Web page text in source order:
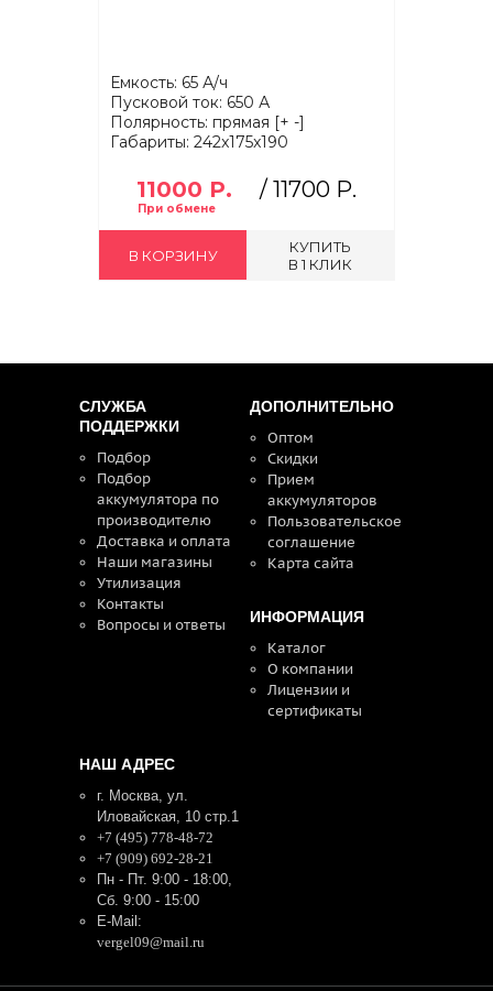
Емкость: 65 А/ч
Пусковой ток: 650 А
Полярность: прямая [+ -]
Габариты: 242x175x190
11000 Р. / 11700 Р.
В КОРЗИНУ
КУПИТЬ
В 1 КЛИК
СЛУЖБА
ПОДДЕРЖКИ
Подбор
Подбор
аккумулятора по
производителю
Доставка и оплата
Наши магазины
Утилизация
Контакты
Вопросы и ответы
ДОПОЛНИТЕЛЬНО
Оптом
Скидки
Прием
аккумуляторов
Пользовательское
соглашение
Карта сайта
ИНФОРМАЦИЯ
Каталог
О компании
Лицензии и
сертификаты
НАШ АДРЕС
г. Москва, ул.
Иловайская, 10 стр.1
+7 (495) 778-48-72
+7 (909) 692-28-21
Пн - Пт. 9:00 - 18:00,
Сб. 9:00 - 15:00
E-Mail:
vergel09@mail.ru